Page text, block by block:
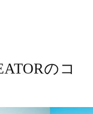
のコ